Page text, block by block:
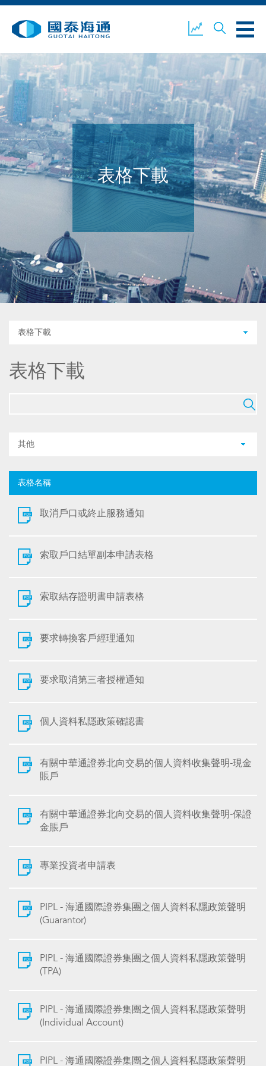
業務概覽 公司新聞
環境、社會及企業管治 國泰海通證券 聯絡我們
表格下載
表格下載
表格下載
其他
表格名稱
取消戶口或終止服務通知
索取戶口結單副本申請表格
索取結存證明書申請表格
要求轉換客戶經理通知
要求取消第三者授權通知
個人資料私隱政策確認書
有關中華通證券北向交易的個人資料收集聲明-現金
賬戶
有關中華通證券北向交易的個人資料收集聲明-保證
金賬戶
專業投資者申請表
PIPL - 海通國際證券集團之個人資料私隱政策聲明
(Guarantor)
PIPL - 海通國際證券集團之個人資料私隱政策聲明
(TPA)
PIPL - 海通國際證券集團之個人資料私隱政策聲明
(Individual Account)
PIPL - 海通國際證券集團之個人資料私隱政策聲明